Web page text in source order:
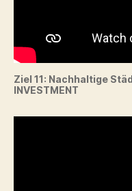
Ziel 11: Nachhaltige
INVESTMENT